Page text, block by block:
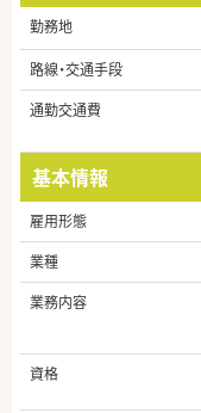
勤務地
路線・交通手段
通勤交通費
基本情報
雇用形態
業種
業務内容
資格